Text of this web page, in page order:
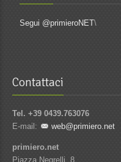
Segui @primieroNET\
Contattaci
Tel. +39 0439.763076
E-mail:
web@primiero.net
primiero.net
Piazza Negrelli, 8